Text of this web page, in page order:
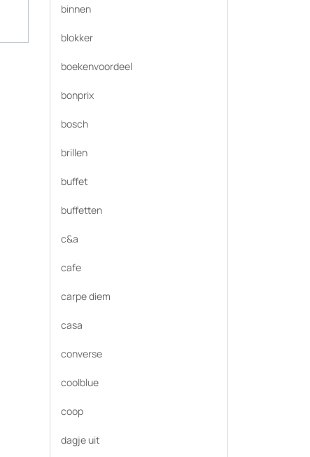
binnen
blokker
boekenvoordeel
bonprix
bosch
brillen
buffet
buffetten
c&a
cafe
carpe diem
casa
converse
coolblue
coop
dagje uit